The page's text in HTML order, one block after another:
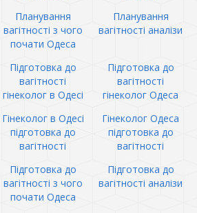
Планування
вагітності з чого
почати Одеса
Планування
вагітності аналізи
Підготовка до
вагітності
гінеколог в Одесі
Підготовка до
вагітності
гінеколог Одеса
Гінеколог в Одесі
підготовка до
вагітності
Гінеколог Одеса
підготовка до
вагітності
Підготовка до
вагітності з чого
почати Одеса
Підготовка до
вагітності аналізи